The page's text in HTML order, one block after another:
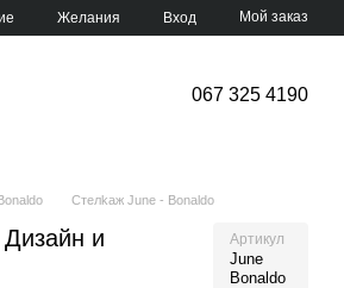
Желания Вход Мой заказ
067 325 4190
Cтелkаж June - Bonaldo
и
Артикул
June
Bonaldo